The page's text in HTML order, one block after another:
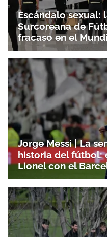
Escándalo sexual:
Surcoreana de
fracaso en el
Jorge Messi | La
historia del fútbol:
Lionel con el